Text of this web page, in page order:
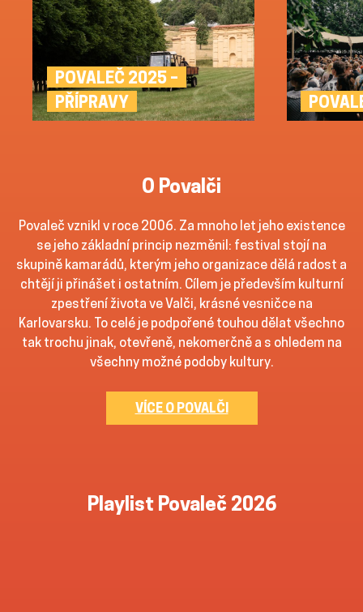
POVALEČ 2025 –
PŘÍPRAVY
O Povalči
Povaleč vznikl v roce 2006. Za mnoho let jeho existence
se jeho základní princip nezměnil: festival stojí na
skupině kamarádů, kterým jeho organizace dělá radost a
chtějí ji přinášet i ostatním. Cílem je především kulturní
zpestření života ve Valči, krásné vesničce na
Karlovarsku. To celé je podpořené touhou dělat všechno
tak trochu jinak, otevřeně, nekomerčně a s ohledem na
všechny možné podoby kultury.
VÍCE O POVALČI
Playlist Povaleč 2026